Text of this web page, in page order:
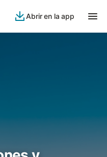
Abrir en la app